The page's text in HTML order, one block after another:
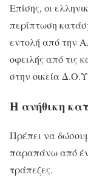
Επίσης, οι
περίπτωση
εντολή από την
οφειλής από τις
στην οικεία
Η ανήθικη
Πρέπει να
παραπάνω από
τράπεζες.